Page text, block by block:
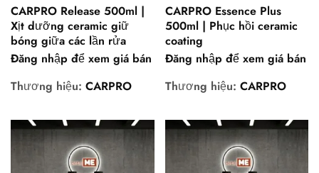
CARPRO Release 500ml |
Xịt dưỡng ceramic giữ
bóng giữa các lần rửa
Đăng nhập để xem giá bán
Thương hiệu: CARPRO
CARPRO Essence Plus
500ml | Phục hồi ceramic
coating
Đăng nhập để xem giá bán
Thương hiệu: CARPRO